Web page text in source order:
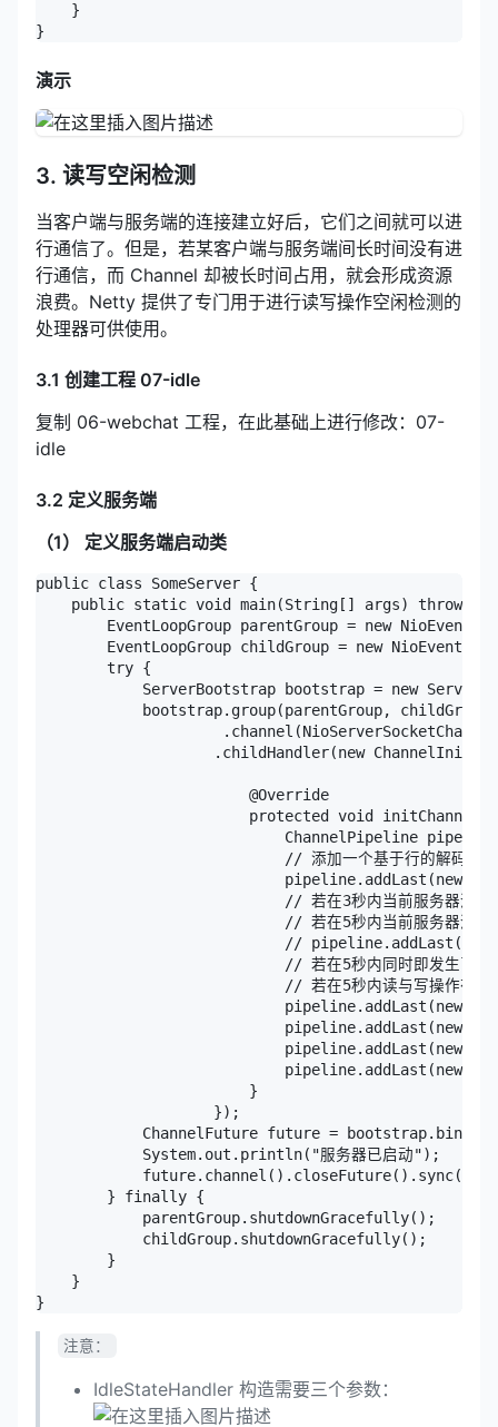
    }
演示
3. 读写空闲检测
当客户端与服务端的连接建立好后，它们之间就可以进
行通信了。但是，若某客户端与服务端间长时间没有进
行通信，而 Channel 却被长时间占用，就会形成资源
浪费。Netty 提供了专门用于进行读写操作空闲检测的
处理器可供使用。
3.1 创建工程 07-idle
复制 06-webchat 工程，在此基础上进行修改：07-
idle
3.2 定义服务端
（1） 定义服务端启动类
public class SomeServer {
public static void main(String[] args) throws
EventLoopGroup parentGroup = new
EventLoopGroup childGroup = new
        try {
ServerBootstrap bootstrap = new
            bootstrap.group(parentGroup, childGroup)
.childHandler(new
                        @Override
protected void
ChannelPipeline
                            // 添加一个基于行的解码器
pipeline.addLast(new
// 若在3秒内当前服务器没有
// 若在5秒内当前服务器没有
// pipeline.addLast(new
// 若在5秒内同时即发生了读
// 若在5秒内读与写操作有任
pipeline.addLast(new
pipeline.addLast(new
pipeline.addLast(new
pipeline.addLast(new
                        }
                    });
ChannelFuture future =
            System.out.println("服务器已启动");
            future.channel().closeFuture().sync();
        } finally {
            parentGroup.shutdownGracefully();
            childGroup.shutdownGracefully();
        }
    }
注意：
IdleStateHandler 构造需要三个参数：